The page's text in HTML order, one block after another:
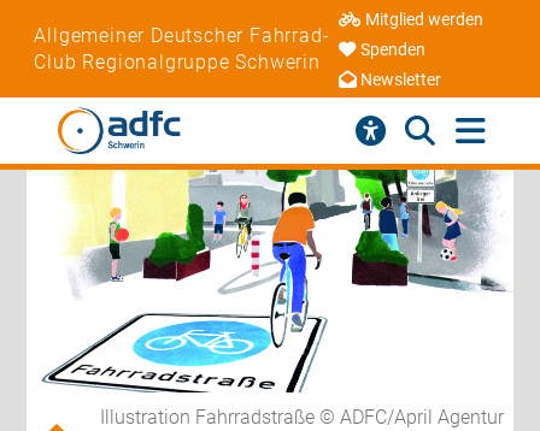
Allgemeiner Deutscher Fahrrad-
Club Regionalgruppe Schwerin
Mitglied werden
Spenden
Newsletter
Illustration Fahrradstraße © ADFC/April Agentur